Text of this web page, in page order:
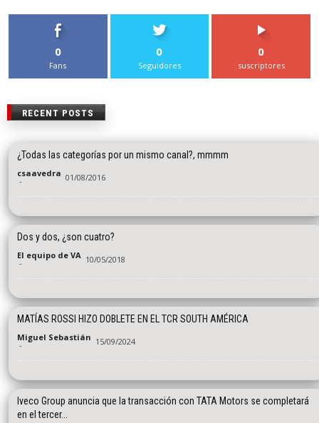
0
Fans
0
Seguidores
0
suscriptores
RECENT POSTS
¿Todas las categorías por un mismo canal?, mmmm
csaavedra
- 01/08/2016
Dos y dos, ¿son cuatro?
El equipo de VA
- 10/05/2018
MATÍAS ROSSI HIZO DOBLETE EN EL TCR SOUTH AMÉRICA
Miguel Sebastián
- 15/09/2024
Iveco Group anuncia que la transacción con TATA Motors se completará
en el tercer...